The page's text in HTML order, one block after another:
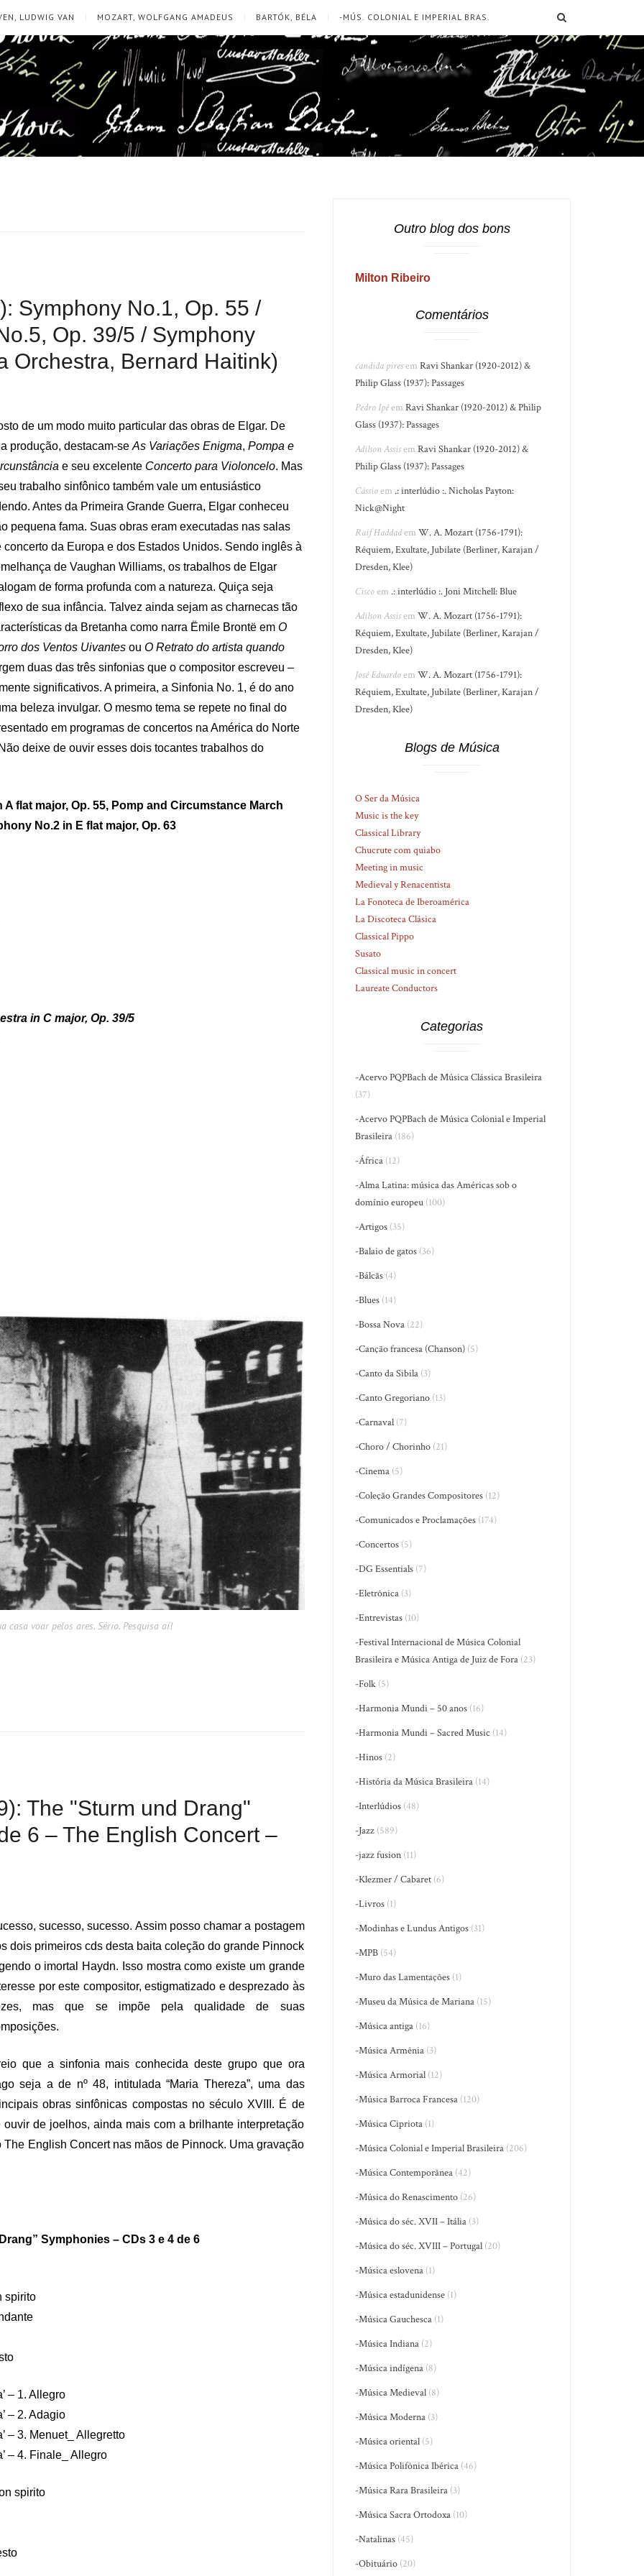
LUDWIG VAN MOZART, WOLFGANG AMADEUS BARTÓK, BÉLA -MÚS. COLONIAL E IMPERIAL BRAS.
Symphony No.1, Op. 55 /
Op. 39/5 / Symphony
Orchestra, Bernard Haitink)
de um modo muito particular das obras de Elgar. De
produção, destacam-se As Variações Enigma, Pompa e
e seu excelente Concerto para Violoncelo. Mas
trabalho sinfônico também vale um entusiástico
Antes da Primeira Grande Guerra, Elgar conheceu
pequena fama. Suas obras eram executadas nas salas
concerto da Europa e dos Estados Unidos. Sendo inglês à
de Vaughan Williams, os trabalhos de Elgar
de forma profunda com a natureza. Quiça seja
de sua infância. Talvez ainda sejam as charnecas tão
da Bretanha como narra Ëmile Brontë em O
dos Ventos Uivantes ou O Retrato do artista quando
duas das três sinfonias que o compositor escreveu –
significativos. A primeira, a Sinfonia No. 1, é do ano
beleza invulgar. O mesmo tema se repete no final do
em programas de concertos na América do Norte
deixe de ouvir esses dois tocantes trabalhos do
flat major, Op. 55, Pomp and Circumstance March
No.2 in E flat major, Op. 63
in C major, Op. 39/5
casa voar pelos ares. Sério. Pesquisa aí!
The "Sturm und Drang"
6 – The English Concert –
sucesso, sucesso. Assim posso chamar a postagem
dois primeiros cds desta baita coleção do grande Pinnock
o imortal Haydn. Isso mostra como existe um grande
por este compositor, estigmatizado e desprezado às
mas que se impõe pela qualidade de suas
que a sinfonia mais conhecida deste grupo que ora
seja a de nº 48, intitulada “Maria Thereza”, uma das
obras sinfônicas compostas no século XVIII. É de
ouvir de joelhos, ainda mais com a brilhante interpretação
The English Concert nas mãos de Pinnock. Uma gravação
Symphonies – CDs 3 e 4 de 6
spirito
– 1. Allegro
– 2. Adagio
– 3. Menuet_ Allegretto
– 4. Finale_ Allegro
spirito
Outro blog dos bons
Milton Ribeiro
Comentários
candida piresemRavi Shankar (1920-2012) &
Philip Glass (1937): Passages
Pedro IpêemRavi Shankar (1920-2012) & Philip
Glass (1937): Passages
Adilson AssisemRavi Shankar (1920-2012) &
Philip Glass (1937): Passages
Cássioem .: interlúdio :. Nicholas Payton:
Nick@Night
Raif HaddademW. A. Mozart (1756-1791):
Réquiem, Exultate, Jubilate (Berliner, Karajan /
Dresden, Klee)
Ciscoem .: interlúdio :. Joni Mitchell: Blue
Adilson AssisemW. A. Mozart (1756-1791):
Réquiem, Exultate, Jubilate (Berliner, Karajan /
Dresden, Klee)
José EduardoemW. A. Mozart (1756-1791):
Réquiem, Exultate, Jubilate (Berliner, Karajan /
Dresden, Klee)
Blogs de Música
O Ser da Música
Music is the key
Classical Library
Chucrute com quiabo
Meeting in music
Medieval y Renacentista
La Fonoteca de Iberoamérica
La Discoteca Clásica
Classical Pippo
Susato
Classical music in concert
Laureate Conductors
Categorias
-Acervo PQPBach de Música Clássica Brasileira
(37)
-Acervo PQPBach de Música Colonial e Imperial
Brasileira (186)
-África (12)
-Alma Latina: música das Américas sob o
domínio europeu (100)
-Artigos (35)
-Balaio de gatos (36)
-Bálcãs (4)
-Blues (14)
-Bossa Nova (22)
-Canção francesa (Chanson) (5)
-Canto da Sibila (3)
-Canto Gregoriano (13)
-Carnaval (7)
-Choro / Chorinho (21)
-Cinema (5)
-Coleção Grandes Compositores (12)
-Comunicados e Proclamações (174)
-Concertos (5)
-DG Essentials (7)
-Eletrônica (3)
-Entrevistas (10)
-Festival Internacional de Música Colonial
Brasileira e Música Antiga de Juiz de Fora (23)
-Folk (5)
-Harmonia Mundi – 50 anos (16)
-Harmonia Mundi – Sacred Music (14)
-Hinos (2)
-História da Música Brasileira (14)
-Interlúdios (48)
-Jazz (589)
-jazz fusion (11)
-Klezmer / Cabaret (6)
-Livros (1)
-Modinhas e Lundus Antigos (31)
-MPB (54)
-Muro das Lamentações (1)
-Museu da Música de Mariana (15)
-Música antiga (16)
-Música Armênia (3)
-Música Armorial (12)
-Música Barroca Francesa (120)
-Música Cipriota (1)
-Música Colonial e Imperial Brasileira (206)
-Música Contemporânea (42)
-Música do Renascimento (26)
-Música do séc. XVII – Itália (3)
-Música do séc. XVIII – Portugal (20)
-Música eslovena (1)
-Música estadunidense (1)
-Música Gauchesca (1)
-Música Indiana (2)
-Música indígena (8)
-Música Medieval (8)
-Música Moderna (3)
-Música oriental (5)
-Música Polifônica Ibérica (46)
-Música Rara Brasileira (3)
-Música Sacra Ortodoxa (10)
-Natalinas (45)
-Obituário (20)